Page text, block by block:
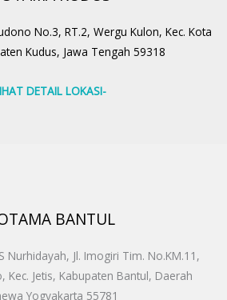
No.3, RT.2, Wergu Kulon, Kec. Kota
Kudus, Jawa Tengah 59318
DETAIL LOKASI-
BANTUL
Nurhidayah, Jl. Imogiri Tim. No.KM.11,
Jetis, Kabupaten Bantul, Daerah
Yogyakarta 55781